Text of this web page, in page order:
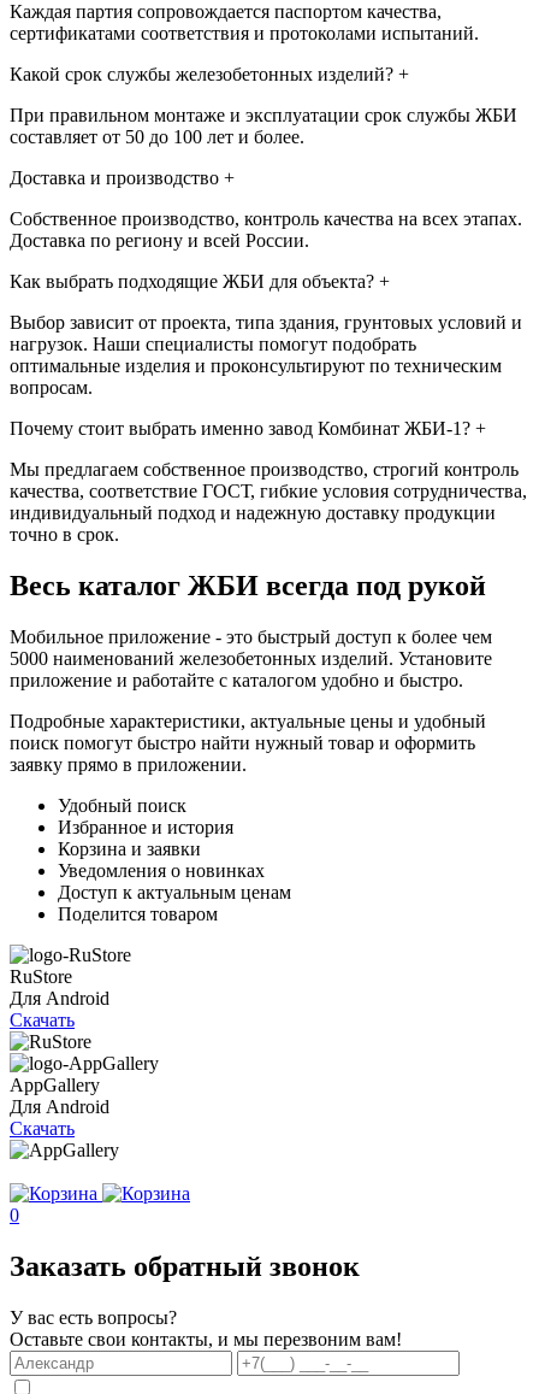
Каждая партия сопровождается паспортом качества,
сертификатами соответствия и протоколами испытаний.
Какой срок службы железобетонных изделий? +
При правильном монтаже и эксплуатации срок службы ЖБИ
составляет от 50 до 100 лет и более.
Доставка и производство +
Собственное производство, контроль качества на всех этапах.
Доставка по региону и всей России.
Как выбрать подходящие ЖБИ для объекта? +
Выбор зависит от проекта, типа здания, грунтовых условий и
нагрузок. Наши специалисты помогут подобрать
оптимальные изделия и проконсультируют по техническим
вопросам.
Почему стоит выбрать именно завод Комбинат ЖБИ-1? +
Мы предлагаем собственное производство, строгий контроль
качества, соответствие ГОСТ, гибкие условия сотрудничества,
индивидуальный подход и надежную доставку продукции
точно в срок.
Весь каталог ЖБИ всегда под рукой
Мобильное приложение - это быстрый доступ к более чем
5000 наименований железобетонных изделий. Установите
приложение и работайте с каталогом удобно и быстро.
Подробные характеристики, актуальные цены и удобный
поиск помогут быстро найти нужный товар и оформить
заявку прямо в приложении.
Удобный поиск
Избранное и история
Корзина и заявки
Уведомления о новинках
Доступ к актуальным ценам
Поделится товаром
RuStore
Для Android
Скачать
AppGallery
Для Android
Скачать
0
Заказать обратный звонок
У вас есть вопросы?
Оставьте свои контакты, и мы перезвоним вам!